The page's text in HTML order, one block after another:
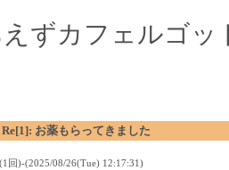
えずカフェルゴ
Re[1]: お薬もらってきました
回)-(2025/08/26(Tue) 12:17:31)